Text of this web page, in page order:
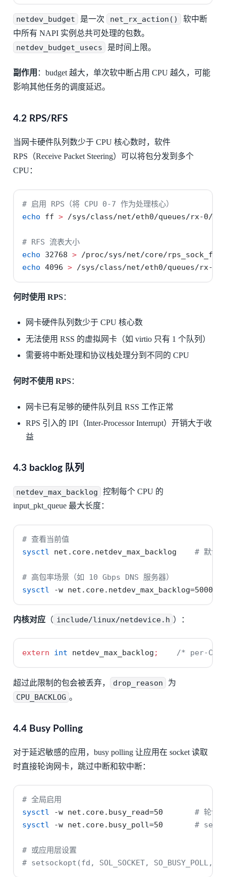
netdev_budget 是一次 net_rx_action()
软中断
中所有 NAPI 实例总共可处理的包数。
netdev_budget_usecs 是时间上限。
副作用 ：budget 越大，单次软中断占用 CPU 越久，可能
影响其他任务的调度延迟。
4.2 RPS/RFS
当网卡硬件队列数少于 CPU 核心数时，软件
RPS（Receive Packet Steering）可以将包分发到多个
CPU：
# 启用 RPS（将 CPU 0-7 作为处理核心）
echo ff > /sys/class/net/eth0/queues/rx-0/
# RFS 流表大小
echo 32768 > /proc/sys/net/core/
echo 4096 > /sys/class/net/eth0/queues/rx-0/
何时使用 RPS：
网卡硬件队列数少于 CPU 核心数
无法使用 RSS 的虚拟网卡（如 virtio 只有 1 个队列）
需要将中断处理和协议栈处理分到不同的 CPU
何时不使用 RPS：
网卡已有足够的硬件队列且 RSS 工作正常
RPS 引入的 IPI（Inter-Processor Interrupt）开销大于收
益
4.3 backlog 队列
netdev_max_backlog
控制每个 CPU 的
input_pkt_queue 最大长度：
# 查看当前值
sysctl net.core.netdev_max_backlog # 默认
# 高包率场景（如 10 Gbps DNS 服务器）
sysctl
-w net.core.netdev_max_backlog=5000
内核对应（ include/linux/netdevice.h ）：
extern int netdev_max_backlog ; /* per-CPU
超过此限制的包会被丢弃， drop_reason 为
CPU_BACKLOG 。
4.4 Busy Polling
对于延迟敏感的应用，busy polling 让应用在 socket 读取
时直接轮询网卡，跳过中断和软中断：
# 全局启用
sysctl
-w net.core.busy_read=50 # 轮询
sysctl
-w net.core.busy_poll=50 #
# 或应用层设置
# setsockopt(fd, SOL_SOCKET,